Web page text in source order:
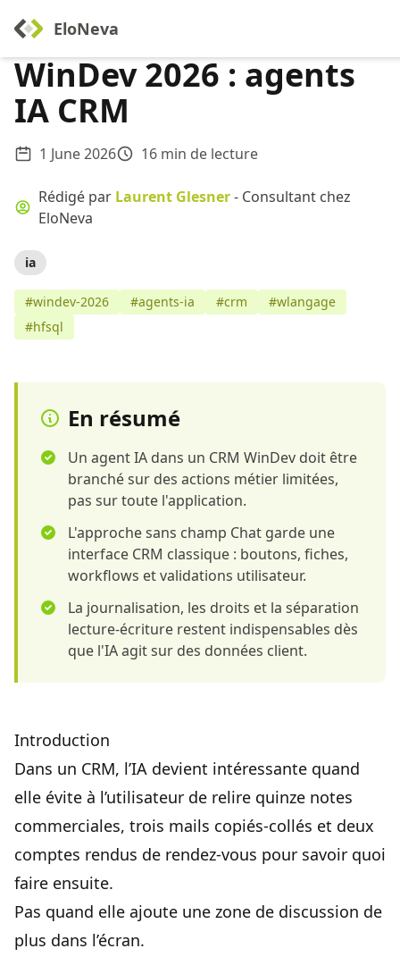
EloNeva
WinDev 2026 : agents
IA CRM
1 June 2026 16 min de lecture
Rédigé par Laurent Glesner- Consultant chez
EloNeva
ia
#windev-2026 #agents-ia #crm
#wlangage
#hfsql
En résumé
Un agent IA dans un CRM WinDev doit être
branché sur des actions métier limitées,
pas sur toute l'application.
L'approche sans champ Chat garde une
interface CRM classique : boutons, fiches,
workflows et validations utilisateur.
La journalisation, les droits et la séparation
lecture-écriture restent indispensables dès
que l'IA agit sur des données client.
Introduction
Dans un CRM, l’IA devient intéressante quand
elle évite à l’utilisateur de relire quinze notes
commerciales, trois mails copiés-collés et deux
comptes rendus de rendez-vous pour savoir quoi
faire ensuite.
Pas quand elle ajoute une zone de discussion de
plus dans l’écran.